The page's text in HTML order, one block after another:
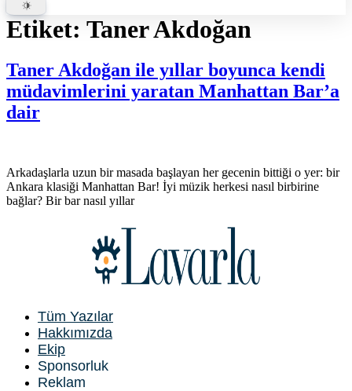
Etiket: Taner Akdoğan
Taner Akdoğan ile yıllar boyunca kendi
müdavimlerini yaratan Manhattan Bar’a
dair
Arkadaşlarla uzun bir masada başlayan her gecenin bittiği o yer: bir
Ankara klasiği Manhattan Bar! İyi müzik herkesi nasıl birbirine
bağlar? Bir bar nasıl yıllar
Tüm Yazılar
Hakkımızda
Ekip
Sponsorluk
Reklam